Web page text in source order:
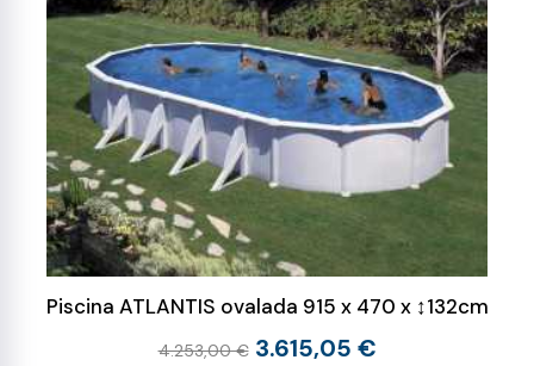
Piscina ATLANTIS ovalada 915 x 470 x ↕132cm
4.253,00 € 3.615,05 €